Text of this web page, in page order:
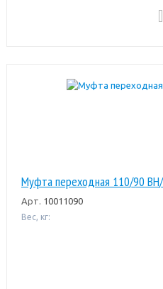
Муфта переходная 110/90
Арт. 10011090
Вес, кг: